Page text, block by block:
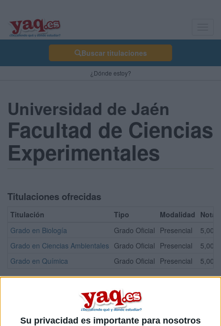
Su privacidad es importante para nosotros
Buscar titulaciones
¿Dónde estoy?
Universidad de Jaén
Facultad de Ciencias
Experimentales
Titulaciones ofrecidas
Titulación Tipo Modalidad Nota
Grado en Biología
Grado Oficial Presencial
5,000
Grado en Ciencias Ambientales Grado Oficial Presencial
5,000
Grado en Química
Grado Oficial Presencial 5,000
¡Síguenos en Facebook!